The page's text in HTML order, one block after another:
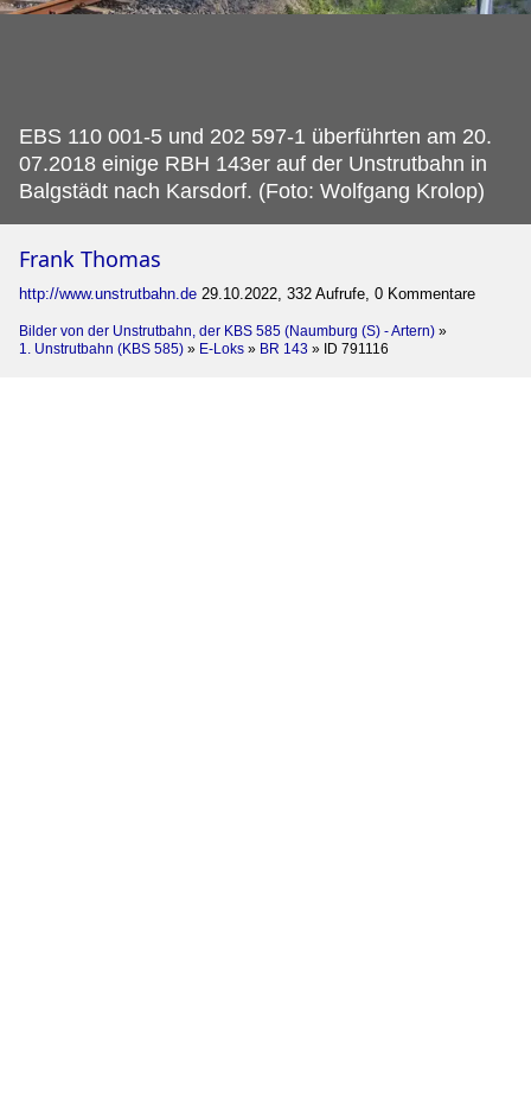
EBS 110 001-5 und 202 597-1 überführten am 20.
07.2018 einige RBH 143er auf der Unstrutbahn in
Balgstädt nach Karsdorf. (Foto: Wolfgang Krolop)
Frank Thomas
http://www.unstrutbahn.de 29.10.2022, 332 Aufrufe, 0 Kommentare
Bilder von der Unstrutbahn, der KBS 585 (Naumburg (S) - Artern) »
1. Unstrutbahn (KBS 585) » E-Loks » BR 143 » ID 791116